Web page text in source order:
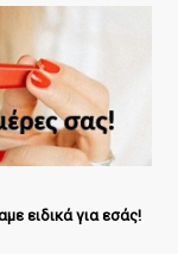
ειδικά για εσάς!